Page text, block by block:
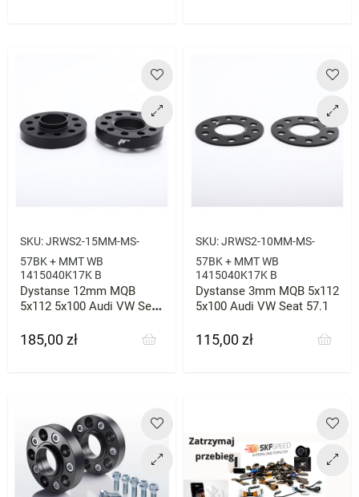
SKU:JRWS2-15MM-MS-
57BK + MMT WB
1415040K17K B
Dystanse 12mm MQB
5x112 5x100 Audi VW Seat
Cena
185,00 zł
SKU:JRWS2-10MM-MS-
57BK + MMT WB
1415040K17K B
Dystanse 3mm MQB 5x112
5x100 Audi VW Seat 57.1
Cena
115,00 zł